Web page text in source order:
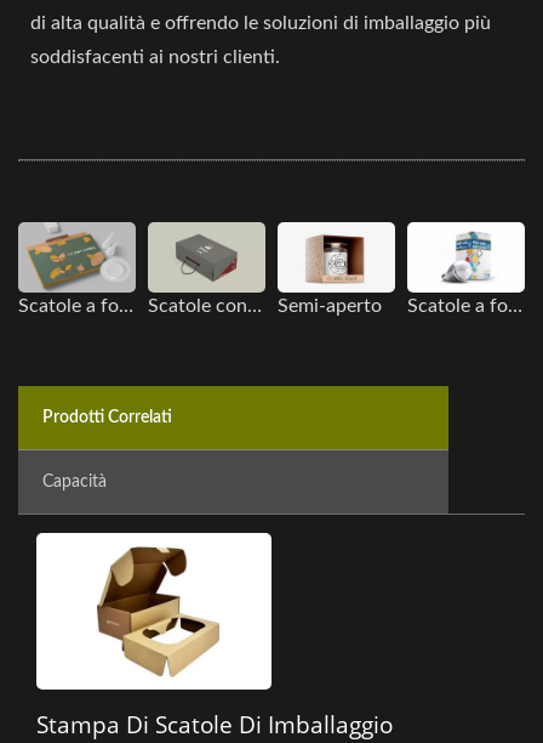
di alta qualità e offrendo le soluzioni di imballaggio più
soddisfacenti ai nostri clienti.
Scatole a fondo piegato Scatole con Manico Semi-aperto Scatole a fondo piegato
Prodotti Correlati
Capacità
Stampa Di Scatole Di Imballaggio